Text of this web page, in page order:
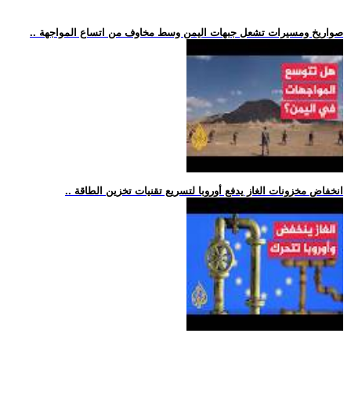
.. صواريخ ومسيرات تشعل جبهات اليمن وسط مخاوف من اتساع المواجهة
.. انخفاض مخزونات الغاز يدفع أوروبا لتسريع تقنيات تخزين الطاقة